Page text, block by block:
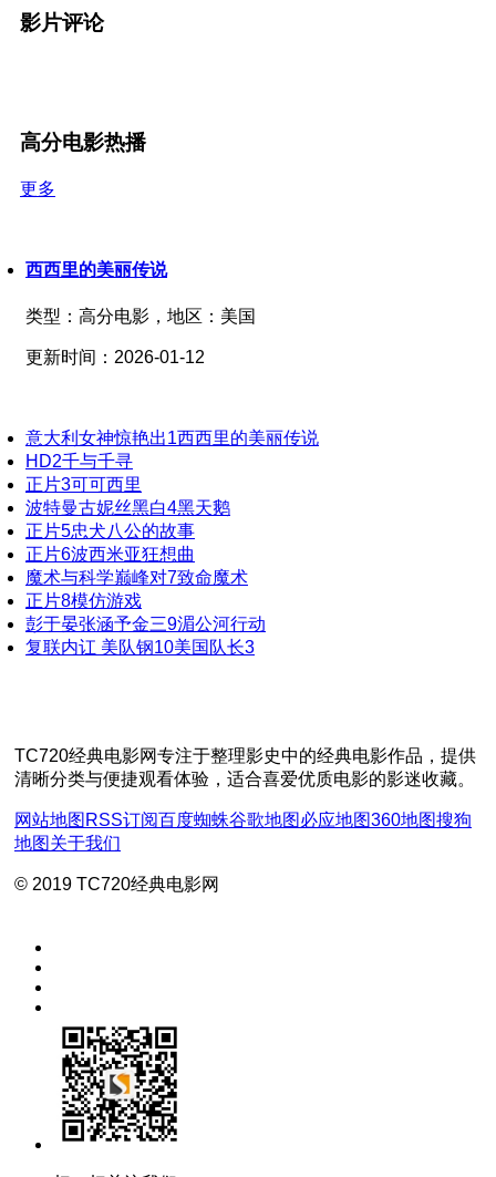
影片评论
高分电影热播
更多
西西里的美丽传说
类型： 高分电影， 地区： 美国
更新时间： 2026-01-12
意大利女神惊艳出1西西里的美丽传说
HD2千与千寻
正片3可可西里
波特曼古妮丝黑白4黑天鹅
正片5忠犬八公的故事
正片6波西米亚狂想曲
魔术与科学巅峰对7致命魔术
正片8模仿游戏
彭于晏张涵予金三9湄公河行动
复联内讧 美队钢10美国队长3
TC720经典电影网专注于整理影史中的经典电影作品，提供
清晰分类与便捷观看体验，适合喜爱优质电影的影迷收藏。
网站地图 RSS订阅百度蜘蛛谷歌地图必应地图360地图搜狗
地图关于我们
© 2019 TC720经典电影网